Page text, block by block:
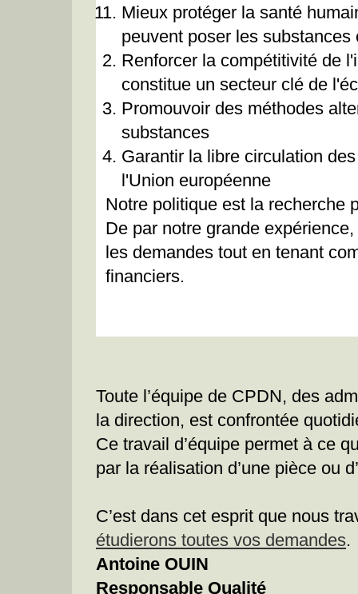
Mieux protéger la santé
peuvent poser les substances
Renforcer la compétitivité de
constitue un secteur clé de
Promouvoir des méthodes
substances
Garantir la libre circulation
l'Union européenne
Notre politique est la recherche
De par notre grande
les demandes tout en tenant
financiers.
Toute l’équipe de CPDN, des
la direction, est confrontée
Ce travail d’équipe permet à ce
par la réalisation d’une pièce ou
C’est dans cet esprit que nous
étudierons toutes vos demandes.
Antoine OUIN
Responsable Qualité